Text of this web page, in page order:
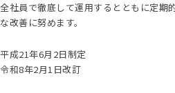
全社員で徹底して運用するとともに定期
な改善に努めます。
平成21年6月2日制定
令和8年2月1日改訂